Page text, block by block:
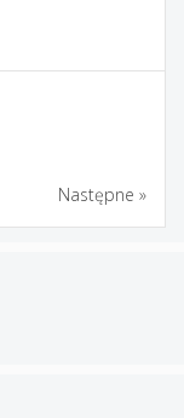
Następne »